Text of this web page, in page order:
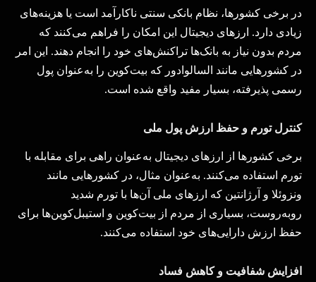
در برخی کشورها، نظام بانکی سنتی ناکارآمد است یا هزینه‌های
زیادی دارد. ارزهای دیجیتال این امکان را فراهم می‌کنند که
مردم بدون نیاز به بانک‌ها تراکنش‌های خود را انجام دهند. این امر
در کشورهایی مانند السالوادور که بیت‌کوین را به‌عنوان پول
رسمی پذیرفته، بسیار مفید واقع شده است.
کنترل تورم و حفظ ارزش پول ملی
برخی کشورها از ارزهای دیجیتال به‌عنوان راهی برای مقابله با
تورم استفاده می‌کنند. به‌عنوان مثال، در کشورهایی مانند
ونزوئلا و آرژانتین که ارزهای ملی آن‌ها با تورم شدید
روبه‌روست، بسیاری از مردم از بیت‌کوین و استیبل‌کوین‌ها برای
حفظ ارزش دارایی‌های خود استفاده می‌کنند.
افزایش شفافیت و کاهش فساد